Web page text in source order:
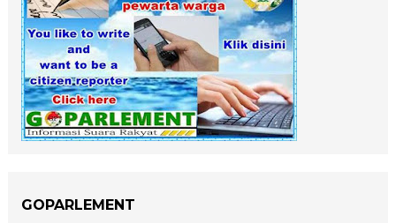
GOPARLEMENT